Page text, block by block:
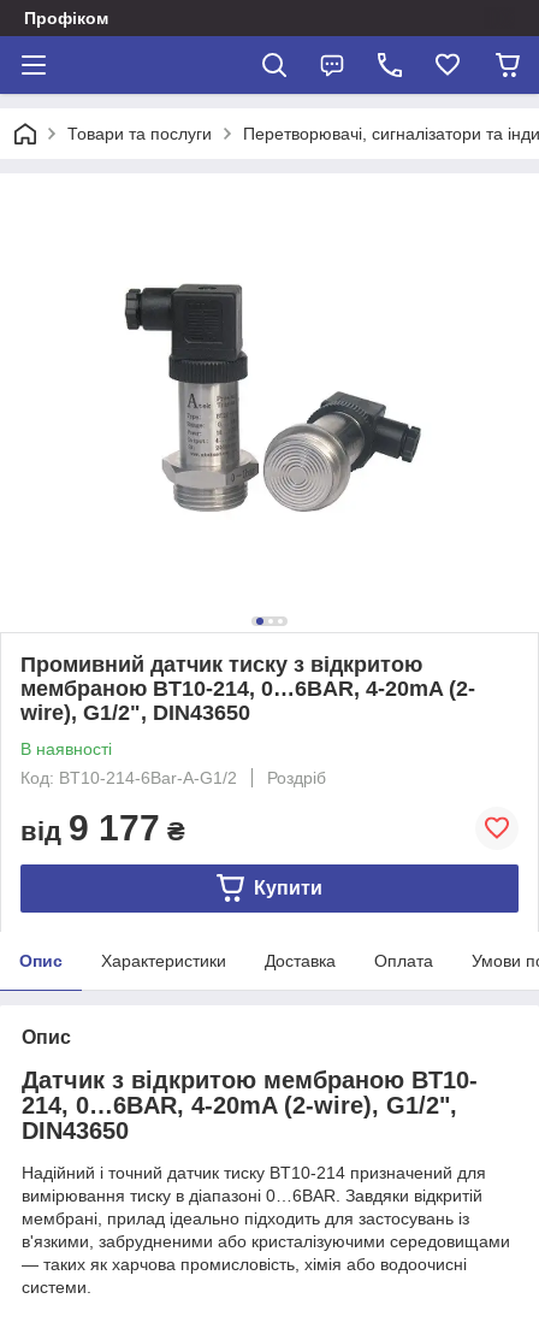
Профіком
Товари та послуги Перетворювачі, сигналізатори та
Промивний датчик тиску з відкритою
мембраною BT10-214, 0…6BAR, 4-20mA (2-
wire), G1/2", DIN43650
В наявності
Код: BT10-214-6Bar-A-G1/2
Роздріб
від 9 177 ₴
Купити
Опис Характеристики Доставка Оплата Умови
Опис
Датчик з відкритою мембраною BT10-
214, 0…6BAR, 4-20mA (2-wire), G1/2",
DIN43650
Надійний і точний датчик тиску BT10-214 призначений для
вимірювання тиску в діапазоні 0…6BAR. Завдяки відкритій
мембрані, прилад ідеально підходить для застосувань із
в'язкими, забрудненими або кристалізуючими середовищами
— таких як харчова промисловість, хімія або водоочисні
системи.